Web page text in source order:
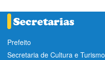
Prefeito
Secretaria de Cultura e Turismo